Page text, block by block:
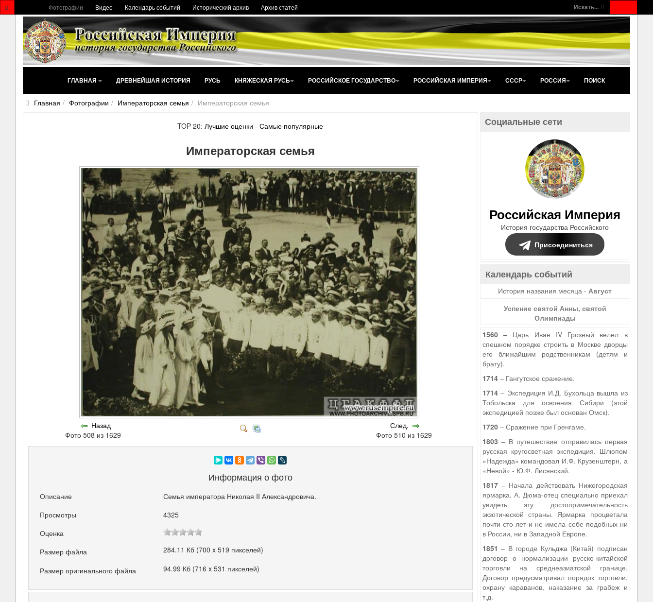
Искать...
Фотографии Видео Календарь событий Исторический архив Архив статей
ГЛАВНАЯ ДРЕВНЕЙШАЯ ИСТОРИЯ РУСЬ КНЯЖЕСКАЯ РУСЬ РОССИЙСКОЕ ГОСУДАРСТВО РОССИЙСКАЯ ИМПЕРИЯ СССР РОССИЯ ПОИСК
Главная Фотографии Императорская семья Императорская семья
TOP 20:Лучшие оценки -Самые популярные
Императорская семья
Назад
Фото 508 из 1629
След.
Фото 510 из 1629
Информация о фото
Описание
Семья императора Николая II Александровича.
Просмотры
4325
Оценка
Размер файла
284.11 Кб (700 x 519 пикселей)
Размер оригинального файла 94.99 Кб (716 x 531 пикселей)
Социальные сети
Российская Империя
История государства Российского
Присоединиться
Календарь событий
История названия месяца -Август
Успение святой Анны, святой
Олимпиады
1560– Царь Иван IV Грозный велел в
спешном порядке строить в Москве дворцы
его ближайшим родственникам (детям и
брату).
1714– Гангутское сражение.
1714– Экспедиция И.Д. Бухольца вышла из
Тобольска для освоения Сибири (этой
экспедицией позже был основан Омск).
1720– Сражение при Гренгаме.
1803 – В путешествие отправилась первая
русская кругосветная экспедиция. Шлюпом
«Надежда» командовал И.Ф. Крузенштерн, а
«Невой» - Ю.Ф. Лисянский.
1817– Начала действовать Нижегородская
ярмарка. А. Дюма-отец специально приехал
увидеть эту достопримечательность
экзотической страны. Ярмарка процветала
почти сто лет и не имела себе подобных ни
в России, ни в Западной Европе.
1851 – В городе Кульджа (Китай) подписан
договор о нормализации русско-китайской
торговли на среднеазиатской границе.
Договор предусматривал порядок торговли,
охрану караванов, наказание за грабеж и
т.д.